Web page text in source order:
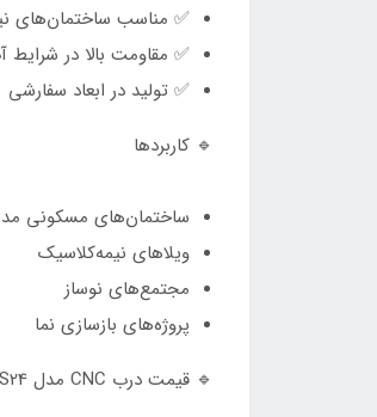
✅ مناسب ساختمان‌های
✅ مقاومت بالا در شرایط
✅ تولید در ابعاد سفارشی
🔹 کاربردها
ساختمان‌های مسکونی
ویلاهای نیمه‌کلاسیک
مجتمع‌های نوساز
پروژه‌های بازسازی نما
🔹 قیمت درب CNC مدل HS24